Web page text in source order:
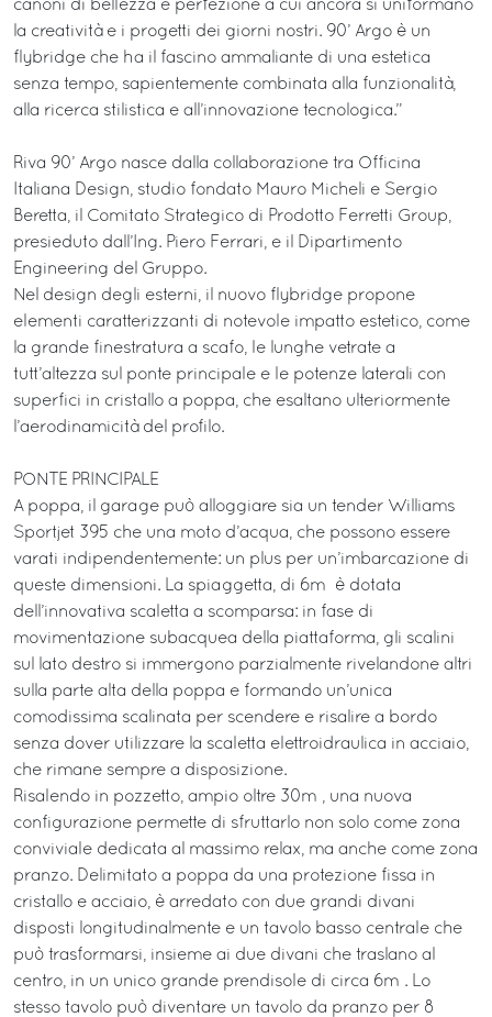
canoni di bellezza e perfezione a cui ancora si uniformano
la creatività e i progetti dei giorni nostri. 90’ Argo è un
flybridge che ha il fascino ammaliante di una estetica
senza tempo, sapientemente combinata alla funzionalità,
alla ricerca stilistica e all’innovazione tecnologica.”
Riva 90’ Argo nasce dalla collaborazione tra Officina
Italiana Design, studio fondato Mauro Micheli e Sergio
Beretta, il Comitato Strategico di Prodotto Ferretti Group,
presieduto dall’Ing. Piero Ferrari, e il Dipartimento
Engineering del Gruppo.
Nel design degli esterni, il nuovo flybridge propone
elementi caratterizzanti di notevole impatto estetico, come
la grande finestratura a scafo, le lunghe vetrate a
tutt’altezza sul ponte principale e le potenze laterali con
superfici in cristallo a poppa, che esaltano ulteriormente
l’aerodinamicità del profilo.
PONTE PRINCIPALE
A poppa, il garage può alloggiare sia un tender Williams
Sportjet 395 che una moto d’acqua, che possono essere
varati indipendentemente: un plus per un’imbarcazione di
queste dimensioni. La spiaggetta, di 6m² è dotata
dell’innovativa scaletta a scomparsa: in fase di
movimentazione subacquea della piattaforma, gli scalini
sul lato destro si immergono parzialmente rivelandone altri
sulla parte alta della poppa e formando un’unica
comodissima scalinata per scendere e risalire a bordo
senza dover utilizzare la scaletta elettroidraulica in acciaio,
che rimane sempre a disposizione.
Risalendo in pozzetto, ampio oltre 30m², una nuova
configurazione permette di sfruttarlo non solo come zona
conviviale dedicata al massimo relax, ma anche come zona
pranzo. Delimitato a poppa da una protezione fissa in
cristallo e acciaio, è arredato con due grandi divani
disposti longitudinalmente e un tavolo basso centrale che
può trasformarsi, insieme ai due divani che traslano al
centro, in un unico grande prendisole di circa 6m². Lo
stesso tavolo può diventare un tavolo da pranzo per 8